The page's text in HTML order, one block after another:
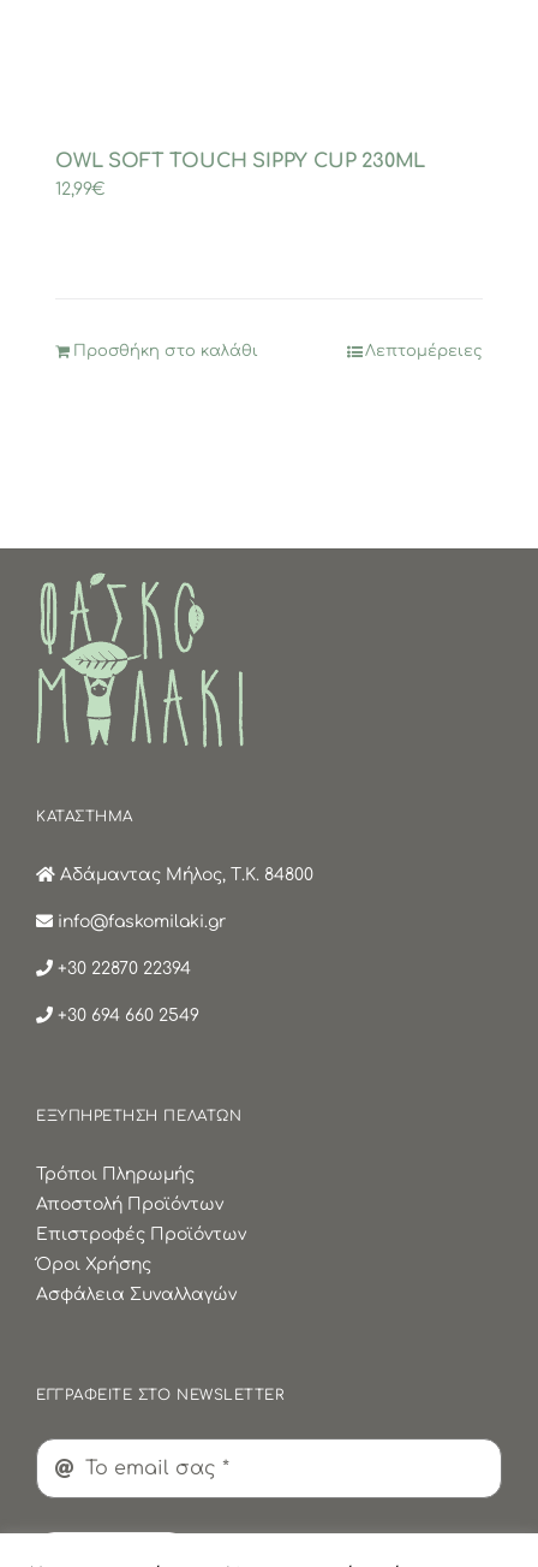
OWL SOFT TOUCH SIPPY CUP 230ML
12,99€
Προσθήκη στο καλάθι Λεπτομέρειες
ΚΑΤΑΣΤΗΜΑ
Αδάμαντας Μήλος, Τ.Κ. 84800
info@faskomilaki.gr
+30 22870 22394
+30 694 660 2549
ΕΞΥΠΗΡΕΤΗΣΗ ΠΕΛΑΤΩΝ
Τρόποι Πληρωμής
Αποστολή Προϊόντων
Επιστροφές Προϊόντων
Όροι Χρήσης
Ασφάλεια Συναλλαγών
ΕΓΓΡΑΦΕΙΤΕ ΣΤΟ NEWSLETTER